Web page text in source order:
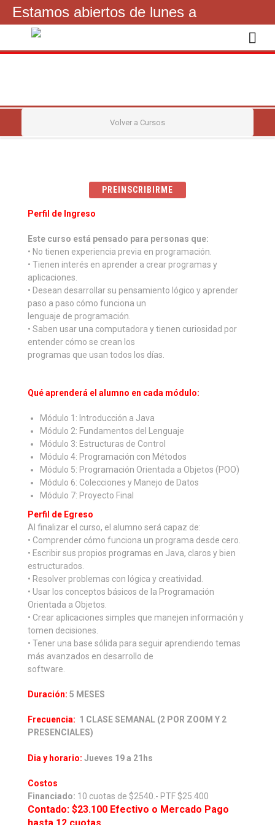
Estamos abiertos de lunes a
viernes de 16 a 21hs
Volver a Cursos
PREINSCRIBIRME
Perfil de Ingreso
Este curso está pensado para personas que:
• No tienen experiencia previa en programación.
• Tienen interés en aprender a crear programas y
aplicaciones.
• Desean desarrollar su pensamiento lógico y aprender
paso a paso cómo funciona un
lenguaje de programación.
• Saben usar una computadora y tienen curiosidad por
entender cómo se crean los
programas que usan todos los días.
Qué aprenderá el alumno en cada módulo:
Módulo 1: Introducción a Java
Módulo 2: Fundamentos del Lenguaje
Módulo 3: Estructuras de Control
Módulo 4: Programación con Métodos
Módulo 5: Programación Orientada a Objetos (POO)
Módulo 6: Colecciones y Manejo de Datos
Módulo 7: Proyecto Final
Perfil de Egreso
Al finalizar el curso, el alumno será capaz de:
• Comprender cómo funciona un programa desde cero.
• Escribir sus propios programas en Java, claros y bien
estructurados.
• Resolver problemas con lógica y creatividad.
• Usar los conceptos básicos de la Programación
Orientada a Objetos.
• Crear aplicaciones simples que manejen información y
tomen decisiones.
• Tener una base sólida para seguir aprendiendo temas
más avanzados en desarrollo de
software.
Duración: 5 MESES
Frecuencia: 1 CLASE SEMANAL (2 POR ZOOM Y 2
PRESENCIALES)
Dia y horario: Jueves 19 a 21hs
Costos
Financiado: 10 cuotas de $2540.- PTF $25.400
Contado: $23.100 Efectivo o Mercado Pago